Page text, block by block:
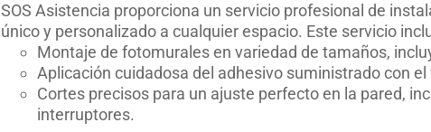
SOS Asistencia proporciona un servicio profesional de
único y personalizado a cualquier espacio. Este servicio
Montaje de fotomurales en variedad de tamaños,
Aplicación cuidadosa del adhesivo suministrado con
Cortes precisos para un ajuste perfecto en la pared,
interruptores.